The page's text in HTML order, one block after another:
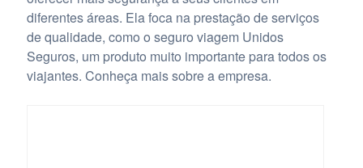
diferentes áreas. Ela foca na prestação de serviços
de qualidade, como o seguro viagem Unidos
Seguros, um produto muito importante para todos os
viajantes. Conheça mais sobre a empresa.